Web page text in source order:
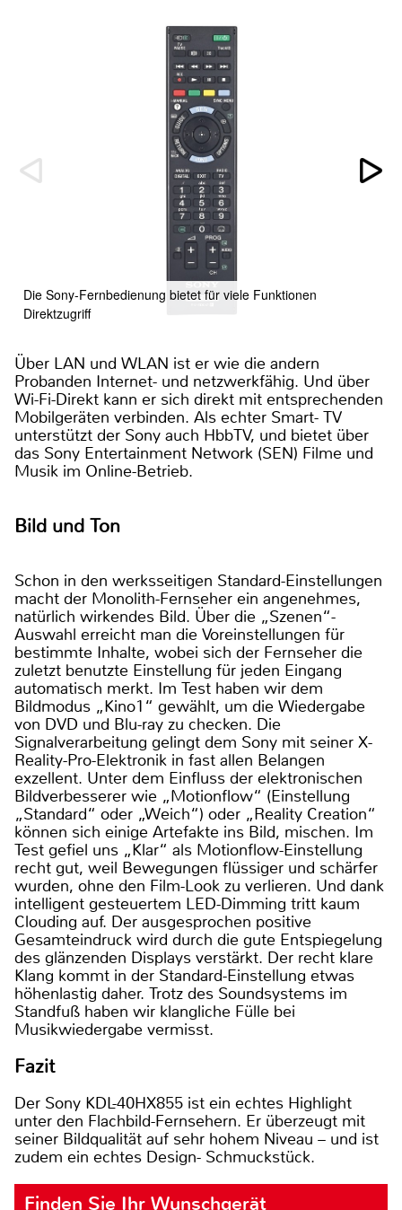
Die Sony-Fernbedienung bietet für viele Funktionen
Direktzugriff
Über LAN und WLAN ist er wie die andern
Probanden Internet- und netzwerkfähig. Und über
Wi-Fi-Direkt kann er sich direkt mit entsprechenden
Mobilgeräten verbinden. Als echter Smart- TV
unterstützt der Sony auch HbbTV, und bietet über
das Sony Entertainment Network (SEN) Filme und
Musik im Online-Betrieb.
Bild und Ton
Schon in den werksseitigen Standard-Einstellungen
macht der Monolith-Fernseher ein angenehmes,
natürlich wirkendes Bild. Über die „Szenen“-
Auswahl erreicht man die Voreinstellungen für
bestimmte Inhalte, wobei sich der Fernseher die
zuletzt benutzte Einstellung für jeden Eingang
automatisch merkt. Im Test haben wir dem
Bildmodus „Kino1“ gewählt, um die Wiedergabe
von DVD und Blu-ray zu checken. Die
Signalverarbeitung gelingt dem Sony mit seiner X-
Reality-Pro-Elektronik in fast allen Belangen
exzellent. Unter dem Einfluss der elektronischen
Bildverbesserer wie „Motionflow“ (Einstellung
„Standard“ oder „Weich“) oder „Reality Creation“
können sich einige Artefakte ins Bild, mischen. Im
Test gefiel uns „Klar“ als Motionflow-Einstellung
recht gut, weil Bewegungen flüssiger und schärfer
wurden, ohne den Film-Look zu verlieren. Und dank
intelligent gesteuertem LED-Dimming tritt kaum
Clouding auf. Der ausgesprochen positive
Gesamteindruck wird durch die gute Entspiegelung
des glänzenden Displays verstärkt. Der recht klare
Klang kommt in der Standard-Einstellung etwas
höhenlastig daher. Trotz des Soundsystems im
Standfuß haben wir klangliche Fülle bei
Musikwiedergabe vermisst.
Fazit
Der Sony KDL-40HX855 ist ein echtes Highlight
unter den Flachbild-Fernsehern. Er überzeugt mit
seiner Bildqualität auf sehr hohem Niveau – und ist
zudem ein echtes Design- Schmuckstück.
Finden Sie Ihr Wunschgerät